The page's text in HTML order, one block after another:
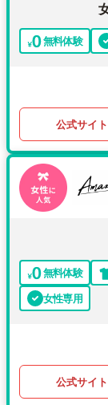
無料体験
公式サイ
無料体験
女性専用
公式サイ